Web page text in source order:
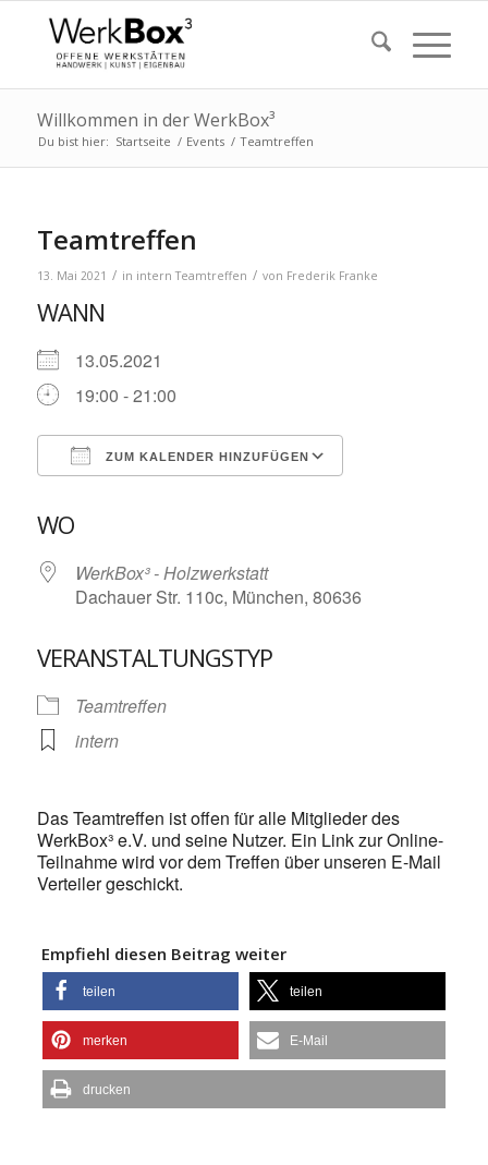
Willkommen in der WerkBox³
Du bist hier: Startseite / Events / Teamtreffen
Teamtreffen
13. Mai 2021 / in intern Teamtreffen / von Frederik Franke
WANN
13.05.2021
19:00 - 21:00
ZUM KALENDER HINZUFÜGEN
WO
WerkBox³ - Holzwerkstatt
Dachauer Str. 110c, München, 80636
VERANSTALTUNGSTYP
Teamtreffen
intern
Das Teamtreffen ist offen für alle Mitglieder des
WerkBox³ e.V. und seine Nutzer. Ein Link zur Online-
Teilnahme wird vor dem Treffen über unseren E-Mail
Verteiler geschickt.
Empfiehl diesen Beitrag weiter
teilen teilen
merken E-Mail
drucken